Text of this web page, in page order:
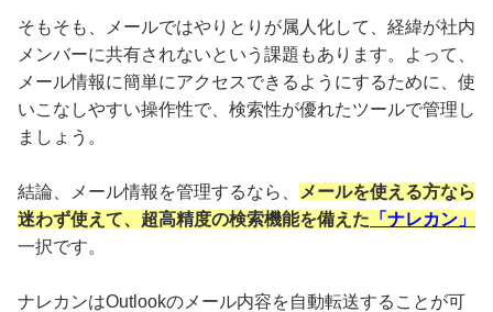
そもそも、メールではやりとりが属人化して、経緯が社内
メンバーに共有されないという課題もあります。よって、
メール情報に簡単にアクセスできるようにするために、使
いこなしやすい操作性で、検索性が優れたツールで管理し
ましょう。
結論、メール情報を管理するなら、
メールを使える方なら
迷わず使えて、超高精度の検索機能を備えた 「ナレカン」
一択です。
ナレカンはOutlookのメール内容を自動転送することが可